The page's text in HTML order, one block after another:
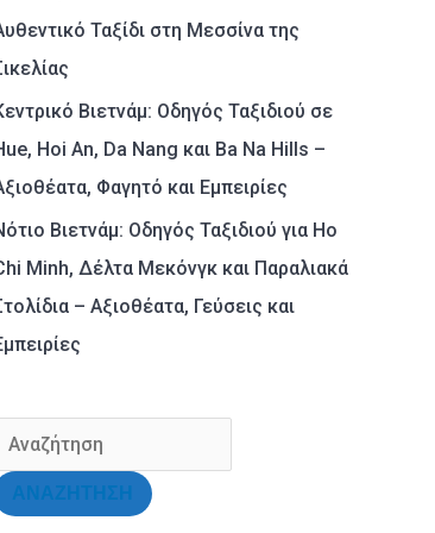
Ταξίδι στη Μεσσίνα της
Βιετνάμ: Οδηγός Ταξιδιού σε
Hoi An, Da Nang και Ba Na Hills –
Φαγητό και Εμπειρίες
Βιετνάμ: Οδηγός Ταξιδιού για Ho
Minh, Δέλτα Μεκόνγκ και Παραλιακά
– Αξιοθέατα, Γεύσεις και
ΑΝΑΖΗΤΗΣΗ